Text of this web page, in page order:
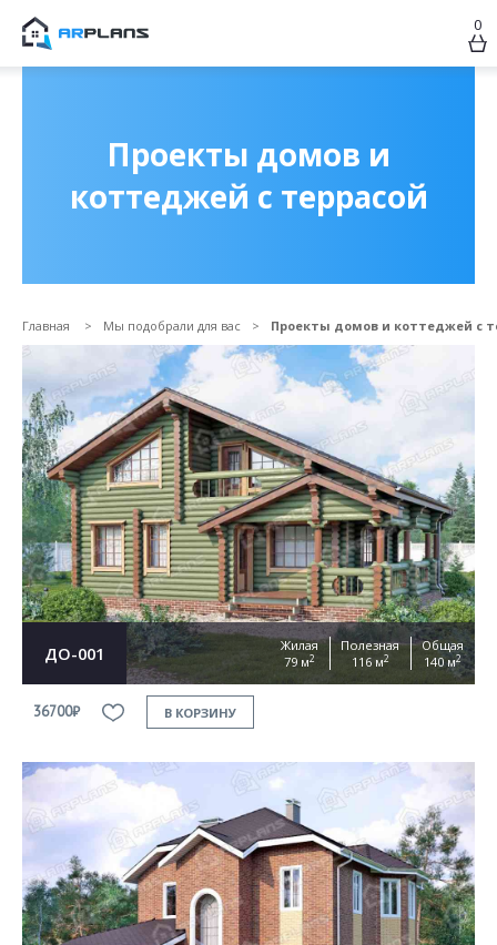
0
Проекты домов и
коттеджей с террасой
Главная Мы подобрали для вас Проекты домов и коттеджей с
ДО-001
Жилая
79 м2
Полезная
116 м2
Общая
140 м2
36700₽ В КОРЗИНУ
Прикрепить файл
Согласен на обработку персональных данных
This site is protected by reCAPTCHA and the GooglePrivacy Policyand Terms of Service
ОТПРАВИТЬ
Продолжить покупки